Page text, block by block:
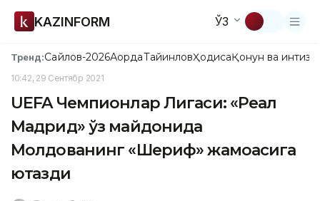
KAZINFORM ЎЗ
Тренд:Сайлов-2026АқордаТайинловҲодисаҚонун ва
10:42, 29 Сентябр 2021
UEFA Чемпионлар Лигаси: «Реал
Мадрид» ўз майдонида
Молдованинг «Шериф» жамоасига
ютқазди